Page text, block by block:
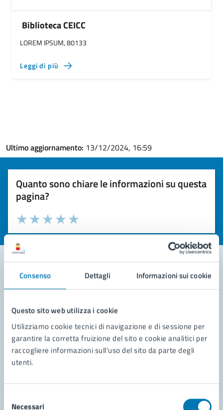
Consenso Dettagli Informazioni sui cookie
Questo sito web utilizza i cookie
Utilizziamo cookie tecnici di navigazione e di sessione per
garantire la corretta fruizione del sito e cookie analitici per
raccogliere informazioni sull'uso del sito da parte degli
utenti.
Necessari
Biblioteca CEICC
LOREM IPSUM, 80133
Leggi di più
Ultimo aggiornamento: 13/12/2024, 16:59
Quanto sono chiare le informazioni su questa
pagina?
Valuta la chiarezza delle informazioni (da 1 a 5 stelle)
Seleziona il numero di stelle per valutare la chiarezza delle
Valuta 5 stelle su 5
Valuta 4 stelle su 5
Valuta 3 stelle su 5
Valuta 2 stelle su 5
Valuta 1 stelle su 5
Contatta il comune
Leggi le domande frequenti
Richiedi assistenza
Prenota appuntamento